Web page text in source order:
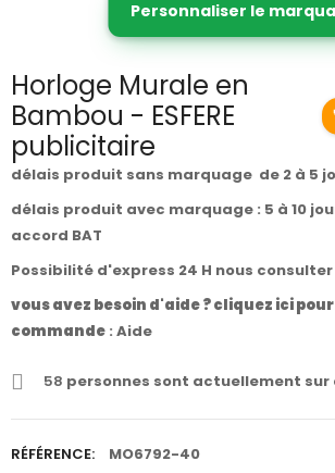
Personnaliser le
Horloge Murale en
Bambou - ESFERE
publicitaire
délais produit sans marquage de 2 à 5
délais produit avec marquage : 5 à 10
accord BAT
Possibilité d'express 24 H nous consulter
vous avez besoin d'aide ? cliquez ici
commande : Aide
58 personnes sont actuellement
RÉFÉRENCE:
MO6792-40